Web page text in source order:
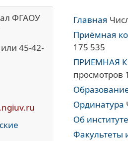
ФГАОУ
45-42-
Главная
Приёмная
175 535
ПРИЕМНАЯ
просмотров
Ординатура
Об институте
Факультеты